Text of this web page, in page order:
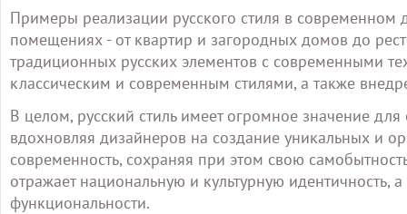
Примеры реализации русского стиля в современном
помещениях - от квартир и загородных домов до
традиционных русских элементов с современными
классическим и современным стилями, а также
В целом, русский стиль имеет огромное значение
вдохновляя дизайнеров на создание уникальных и
современность, сохраняя при этом свою
отражает национальную и культурную
функциональности.